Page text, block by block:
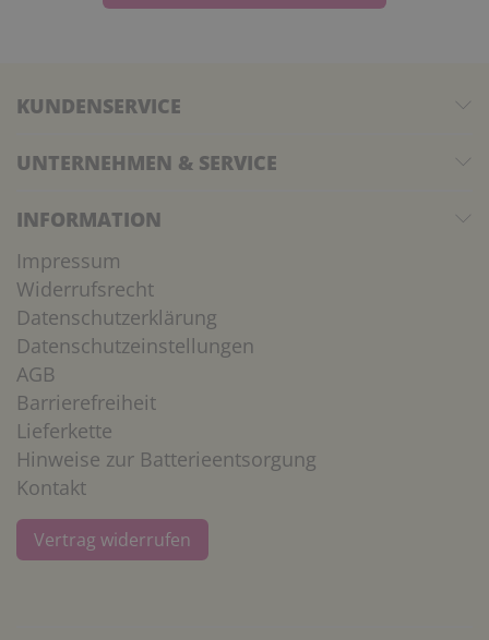
KUNDENSERVICE
UNTERNEHMEN & SERVICE
INFORMATION
Impressum
Widerrufsrecht
Datenschutzerklärung
Datenschutzeinstellungen
AGB
Barrierefreiheit
Lieferkette
Hinweise zur Batterieentsorgung
Kontakt
Vertrag widerrufen